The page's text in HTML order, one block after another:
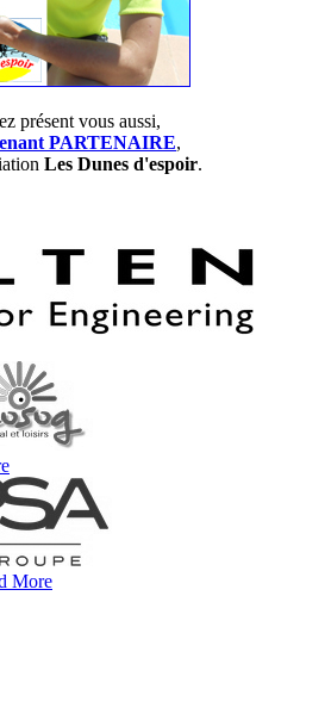
présent vous aussi,
PARTENAIRE,
Les Dunes d'espoir.
More